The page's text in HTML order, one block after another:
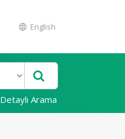
English
Detaylı Arama